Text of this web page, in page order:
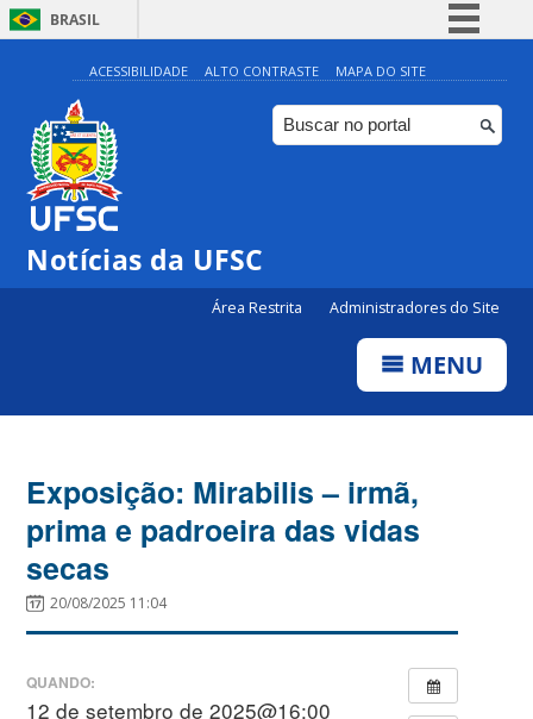
BRASIL
Simplifique!
Comunica BR
Participe
ACESSIBILIDADE ALTO CONTRASTE MAPA DO SITE
Notícias da UFSC
Área Restrita Administradores do Site
MENU
Exposição: Mirabilis – irmã,
prima e padroeira das vidas
secas
20/08/2025 11:04
QUANDO:
12 de setembro de 2025@16:00